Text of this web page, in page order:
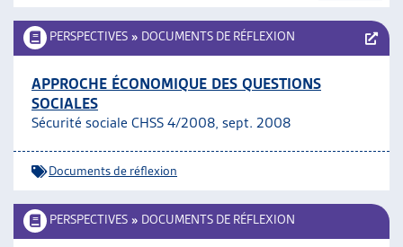
JOURNÉES D’AUTOMNE
PERSPECTIVES » DOCUMENTS DE RÉFLEXION
APPROCHE ÉCONOMIQUE DES QUESTIONS
SOCIALES
Sécurité sociale CHSS 4/2008, sept. 2008
Documents de réflexion
PERSPECTIVES » DOCUMENTS DE RÉFLEXION